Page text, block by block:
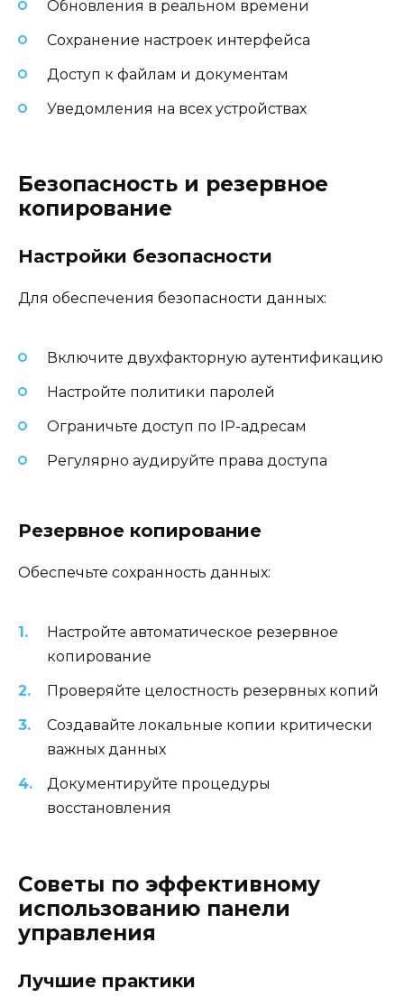
Обновления в реальном времени
Сохранение настроек интерфейса
Доступ к файлам и документам
Уведомления на всех устройствах
Безопасность и резервное
копирование
Настройки безопасности
Для обеспечения безопасности данных:
Включите двухфакторную аутентификацию
Настройте политики паролей
Ограничьте доступ по IP-адресам
Регулярно аудируйте права доступа
Резервное копирование
Обеспечьте сохранность данных:
Настройте автоматическое резервное
копирование
Проверяйте целостность резервных копий
Создавайте локальные копии критически
важных данных
Документируйте процедуры
восстановления
Советы по эффективному
использованию панели
управления
Лучшие практики